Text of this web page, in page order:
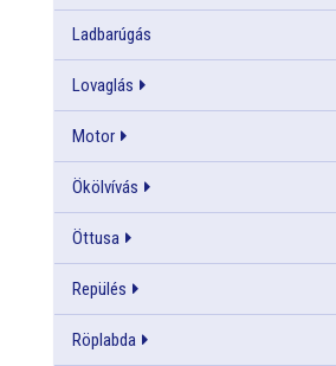
Ladbarúgás
Lovaglás
Motor
Ökölvívás
Öttusa
Repülés
Röplabda